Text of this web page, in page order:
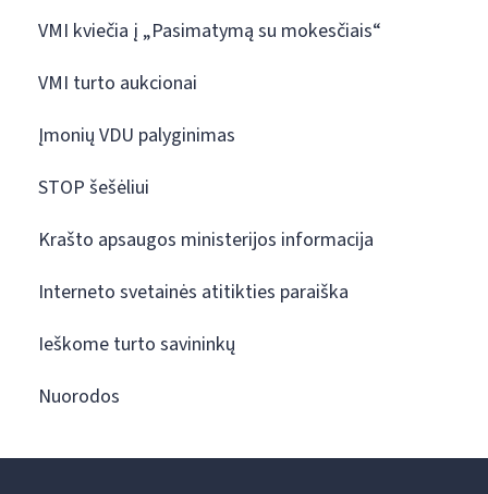
VMI kviečia į „Pasimatymą su mokesčiais“
VMI turto aukcionai
Įmonių VDU palyginimas
STOP šešėliui
Krašto apsaugos ministerijos informacija
Interneto svetainės atitikties paraiška
Ieškome turto savininkų
Nuorodos